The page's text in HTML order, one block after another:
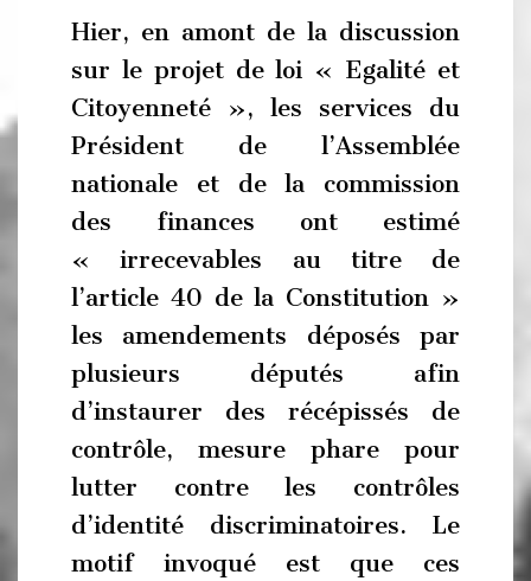
Hier, en amont de la discussion
sur le projet de loi « Egalité et
Citoyenneté », les services du
Président de l’Assemblée
nationale et de la commission
des finances ont estimé
« irrecevables au titre de
l’article 40 de la Constitution »
les amendements déposés par
plusieurs députés afin
d’instaurer des récépissés de
contrôle, mesure phare pour
lutter contre les contrôles
d’identité discriminatoires. Le
motif invoqué est que ces